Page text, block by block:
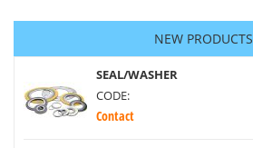
NEW PRODUCTS
SEAL/WASHER
CODE:
Contact